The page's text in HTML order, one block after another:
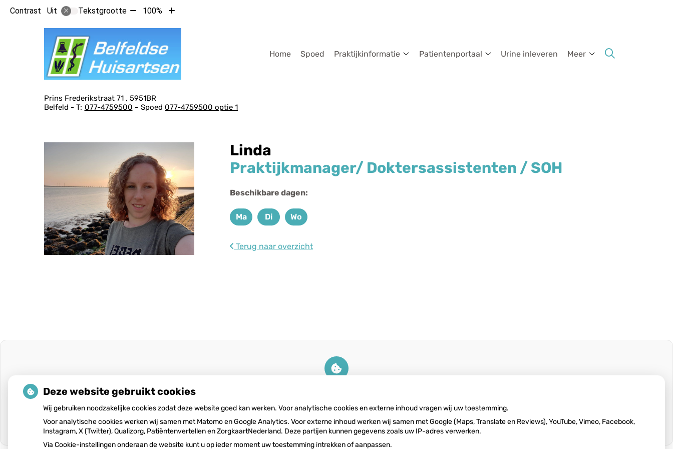
Contrast Uit Tekstgrootte Tekst
met
10%
100%
Tekst
met
Home Spoed
Praktijkinformatie
Patientenportaal
Urine inleveren
Meer
Adresgegevens
Prins Frederikstraat 71
5951BR
Belfeld
077-4759500 Spoed 077-4759500 optie 1
Linda
Praktijkmanager/ Doktersassistenten / SOH
Beschikbare dagen:
Maandag
Ma Dinsdag
Di Woensdag
Wo
Terug naar overzicht
te zien.
Cookie-instellingen wijzigen
Deze website gebruikt cookies
Wij gebruiken noodzakelijke cookies zodat deze website goed kan werken. Voor analytische cookies en externe inhoud vragen wij uw toestemming.
Voor analytische cookies werken wij samen met Matomo en Google Analytics. Voor externe inhoud werken wij samen met Google (Maps, Translate en Reviews), YouTube, Vimeo, Facebook,
Instagram, X (Twitter), Qualizorg, Patiëntenvertellen en ZorgkaartNederland. Deze partijen kunnen gegevens zoals uw IP-adres verwerken.
Via Cookie-instellingen onderaan de website kunt u op ieder moment uw toestemming intrekken of aanpassen.